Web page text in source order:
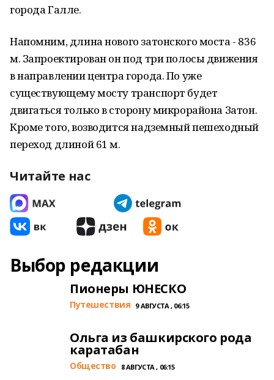
города Галле.
Напомним, длина нового затонского моста - 836
м. Запроектирован он под три полосы движения
в направлении центра города. По уже
существующему мосту транспорт будет
двигаться только в сторону микрорайона Затон.
Кроме того, возводится надземный пешеходный
переход длиной 61 м.
Читайте нас
Выбор редакции
Пионеры ЮНЕСКО
Путешествия 9 АВГУСТА , 06:15
Ольга из башкирского рода
каратабан
Общество 8 АВГУСТА , 06:15